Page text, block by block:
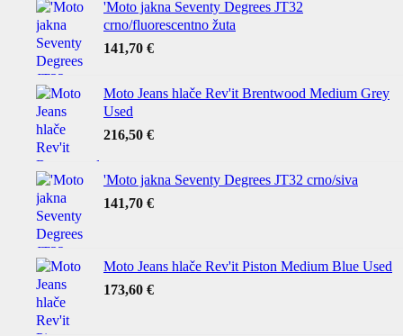
'Moto jakna Seventy Degrees JT32
crno/fluorescentno žuta
141,70 €
Moto Jeans hlače Rev'it Brentwood Medium Grey
Used
216,50 €
'Moto jakna Seventy Degrees JT32 crno/siva
141,70 €
Moto Jeans hlače Rev'it Piston Medium Blue Used
173,60 €